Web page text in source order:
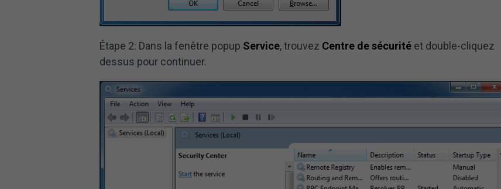
Étape 2: Dans la fenêtre popup Service, trouvez Centre de sécurité et double-cliquez
dessus pour continuer.